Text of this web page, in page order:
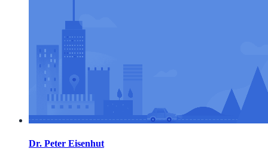
Dr. Peter Eisenhut